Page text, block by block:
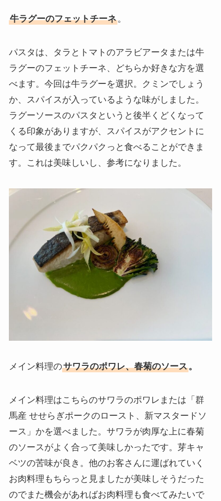
牛ラグーのフェットチーネ。
パスタは、タラとトマトのアラビアータまたは牛
ラグーのフェットチーネ、どちらか好きな方を選
べます。今回は牛ラグーを選択。クミンでしょう
か、スパイスが入っているような味がしました。
ラグーソースのパスタというと後半くどくなって
くる印象がありますが、スパイスがアクセントに
なって最後までパクパクっと食べることができま
す。これは美味しいし、参考になりました。
メイン料理のサワラのポワレ、春菊のソース。
メイン料理はこちらのサワラのポワレまたは「群
馬産 せせらぎポークのロースト、新マスタードソ
ース」かを選べました。サワラが肉厚な上に春菊
のソースがよく合って美味しかったです。芽キャ
ベツの苦味が良き。他のお客さんに運ばれていく
お肉料理もちらっと見ましたが美味しそうだった
のでまた機会があればお肉料理も食べてみたいで